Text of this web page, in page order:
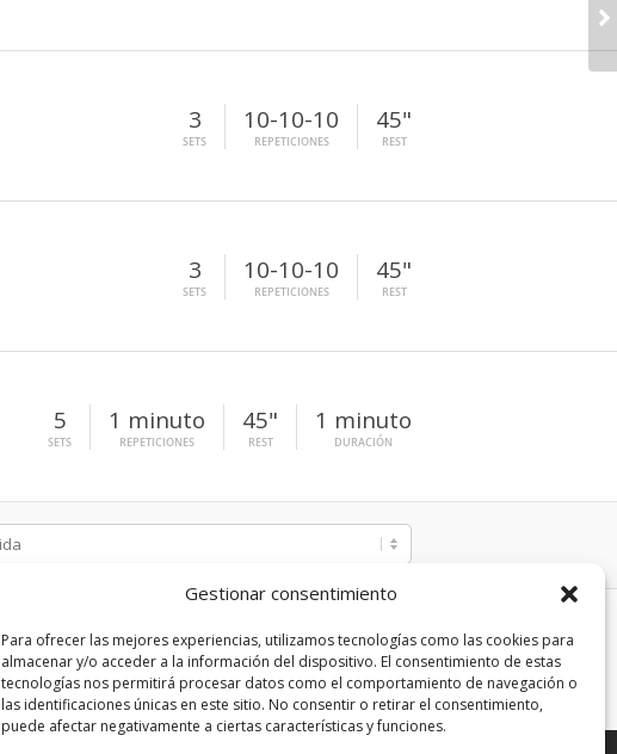
Gestionar consentimiento
Para ofrecer las mejores experiencias, utilizamos tecnologías como las cookies para
almacenar y/o acceder a la información del dispositivo. El consentimiento de estas
tecnologías nos permitirá procesar datos como el comportamiento de navegación o
las identificaciones únicas en este sitio. No consentir o retirar el consentimiento,
puede afectar negativamente a ciertas características y funciones.
3
SETS
10-10-10
REPETICIONES
45"
REST
3
SETS
10-10-10
REPETICIONES
45"
REST
5
SETS
1 minuto
REPETICIONES
45"
REST
1 minuto
DURACIÓN